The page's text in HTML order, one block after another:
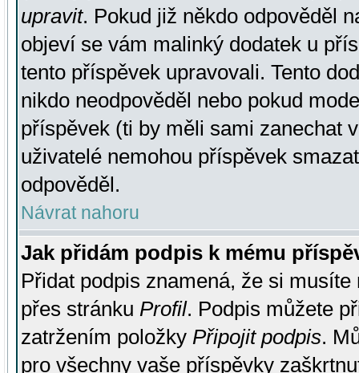
upravit. Pokud již někdo odpověděl
objeví se vám malinký dodatek u
tento příspěvek upravovali. Tento
nikdo neodpověděl nebo pokud
příspěvek (ti by měli sami zanechat
uživatelé nemohou příspěvek
odpověděl.
Návrat nahoru
Jak přidám podpis k mému
Přidat podpis znamená, že si
přes stránku Profil. Podpis můžete
zatržením položky Připojit podpis.
pro všechny vaše příspěvky